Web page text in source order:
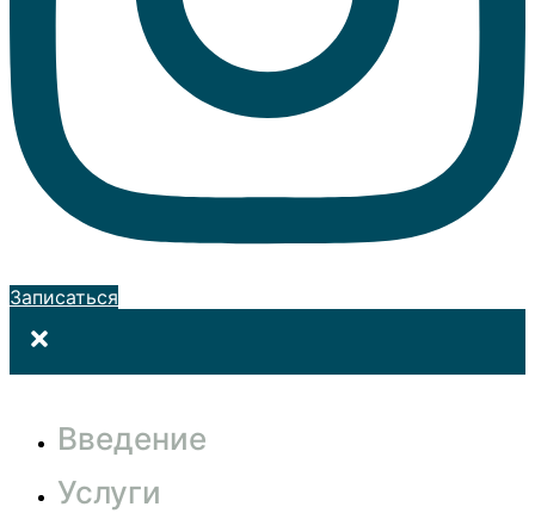
Записаться
Введение
Услуги